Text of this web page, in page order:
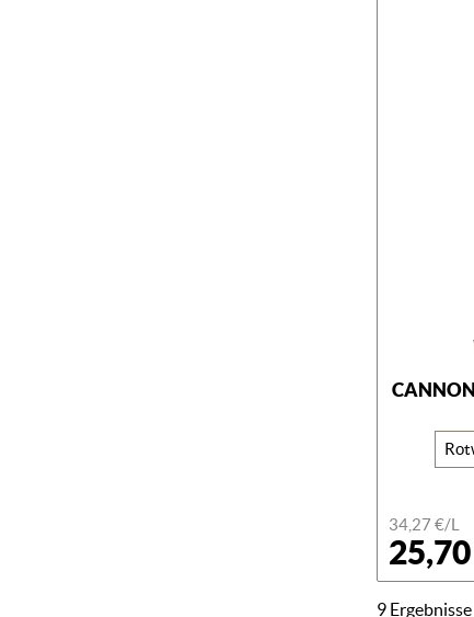
34,27 €/L
9 Ergebnisse